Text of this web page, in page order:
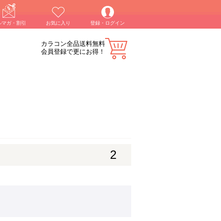
マガ・割引 お気に入り 登録・ログイン
カラコン全品送料無料
会員登録で更にお得！
2